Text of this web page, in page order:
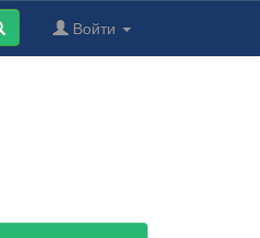
Войти